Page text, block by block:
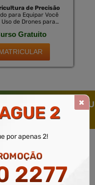
de Precisão
para Equipar Você
de Drones para
e Melhorar o
Está Alinhado
Moderno.
de Obter Um
Valioso na
Gratuito
LIVRE, SOLICITOU
2
por apenas 2!
2277